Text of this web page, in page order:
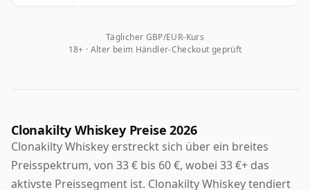
Täglicher GBP/EUR-Kurs
18+ · Alter beim Händler-Checkout geprüft
Clonakilty Whiskey Preise 2026
Clonakilty Whiskey erstreckt sich über ein breites
Preisspektrum, von 33 € bis 60 €, wobei 33 €+ das
aktivste Preissegment ist. Clonakilty Whiskey tendiert